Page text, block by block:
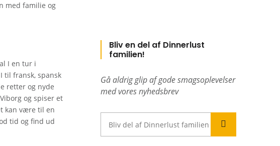
med familie og
I en tur i
til fransk, spansk
retter og nyde
og spiser et
kan være til en
tid og find ud
Bliv en del af Dinnerlust
familien!
Gå aldrig glip af gode smagsoplevelser
med vores nyhedsbrev